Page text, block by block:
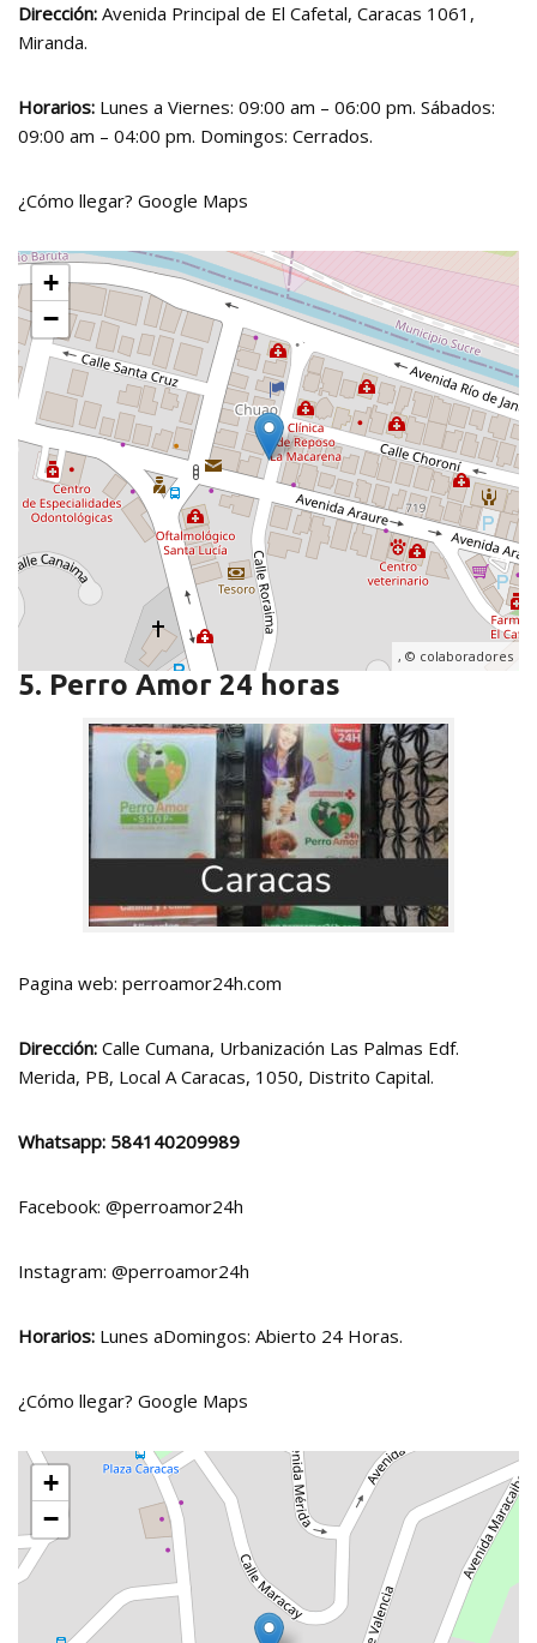
Dirección: Avenida Principal de El Cafetal, Caracas 1061,
Miranda.
Horarios: Lunes a Viernes: 09:00 am – 06:00 pm. Sábados:
09:00 am – 04:00 pm. Domingos: Cerrados.
¿Cómo llegar? Google Maps
+
−
, © colaboradores
5. Perro Amor 24 horas
Pagina web: perroamor24h.com
Dirección: Calle Cumana, Urbanización Las Palmas Edf.
Merida, PB, Local A Caracas, 1050, Distrito Capital.
Whatsapp: 584140209989
Facebook: @perroamor24h
Instagram: @perroamor24h
Horarios: Lunes aDomingos: Abierto 24 Horas.
¿Cómo llegar? Google Maps
+
−